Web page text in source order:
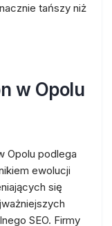
tańszy niż
w Opolu
Opolu podlega
ewolucji
się
SEO. Firmy